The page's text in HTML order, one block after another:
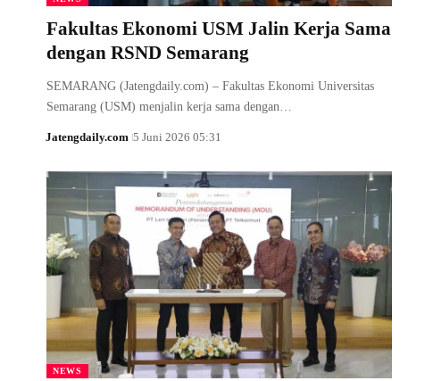
Fakultas Ekonomi USM Jalin Kerja Sama
dengan RSND Semarang
SEMARANG (Jatengdaily.com) – Fakultas Ekonomi Universitas
Semarang (USM) menjalin kerja sama dengan…
Jatengdaily.com 5 Juni 2026 05:31
NEWS